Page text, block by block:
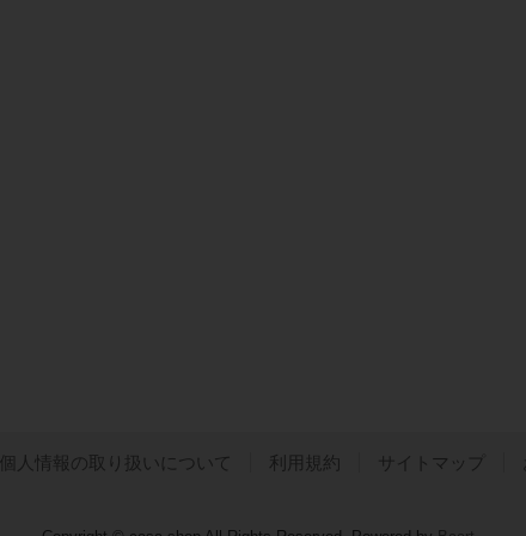
個人情報の取り扱いについて 利用規約 サイトマップ